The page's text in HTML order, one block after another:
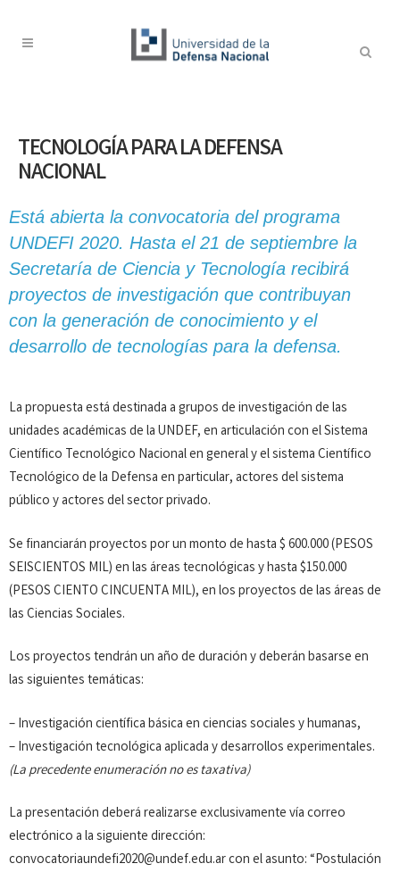
TECNOLOGÍA PARA LA DEFENSA
NACIONAL
Está abierta la convocatoria del programa
UNDEFI 2020. Hasta el 21 de septiembre la
Secretaría de Ciencia y Tecnología recibirá
proyectos de investigación que contribuyan
con la generación de conocimiento y el
desarrollo de tecnologías para la defensa.
La propuesta está destinada a grupos de investigación de las
unidades académicas de la UNDEF, en articulación con el Sistema
Científico Tecnológico Nacional en general y el sistema Científico
Tecnológico de la Defensa en particular, actores del sistema
público y actores del sector privado.
Se financiarán proyectos por un monto de hasta $ 600.000 (PESOS
SEISCIENTOS MIL) en las áreas tecnológicas y hasta $150.000
(PESOS CIENTO CINCUENTA MIL), en los proyectos de las áreas de
las Ciencias Sociales.
Los proyectos tendrán un año de duración y deberán basarse en
las siguientes temáticas:
– Investigación científica básica en ciencias sociales y humanas,
– Investigación tecnológica aplicada y desarrollos experimentales.
(La precedente enumeración no es taxativa)
La presentación deberá realizarse exclusivamente vía correo
electrónico a la siguiente dirección:
convocatoriaundefi2020@undef.edu.ar con el asunto: “Postulación